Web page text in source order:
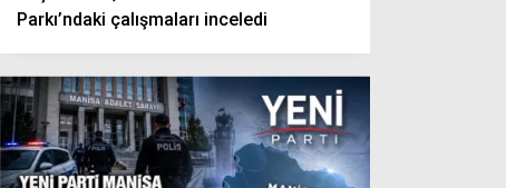
Parkı’ndaki çalışmaları inceledi